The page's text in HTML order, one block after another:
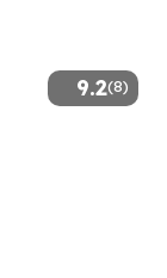
9.2(8)